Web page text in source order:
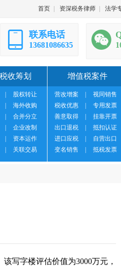
首页 资深税务律师 法学
联系电话
13681086635
收筹划
股权转让
海外收购
合并分立
企业改制
资本运作
关联交易
增值税案件
营改增案
视同销售
税收优惠
专用发票
善意取得
挂靠开票
出口退税
抵扣认证
进口应税
自营出口
变名销售
抵税发票
写字楼评估价值为3000万元，